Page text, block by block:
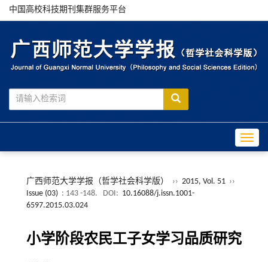
中国高校科技期刊集群服务平台
广西师范大学学报（哲学社会科学版） ›› 2015, Vol. 51 ››
Issue (03) : 143 -148. DOI: 10.16088/j.issn.1001-
6597.2015.03.024
小学阶段农民工子女学习品质研究